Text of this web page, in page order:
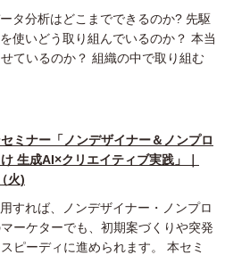
タ分析はどこまでできるのか? 先駆
使いどう取り組んでいるのか？ 本当
ているのか？ 組織の中で取り組む
ミナー「ノンデザイナー＆ノンプロ
生成AI×クリエイティブ実践」｜
火)
すれば、ノンデザイナー・ノンプロ
ーケターでも、初期案づくりや突発
ピーディに進められます。 本セミ